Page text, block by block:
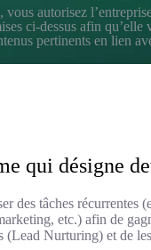
autorisez
ci-dessus afin qu’elle
pertinents en lien
qui désigne
des tâches récurrentes
etc.) afin de
(Lead Nurturing) et de